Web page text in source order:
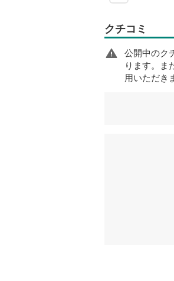
クチコミ
公開中のク
ります。ま
用いただき